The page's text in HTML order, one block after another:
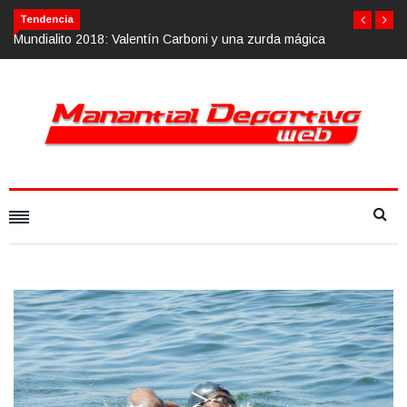
Tendencia
y una zurda mágicaCalvario Race 2018, 10 de noviembre